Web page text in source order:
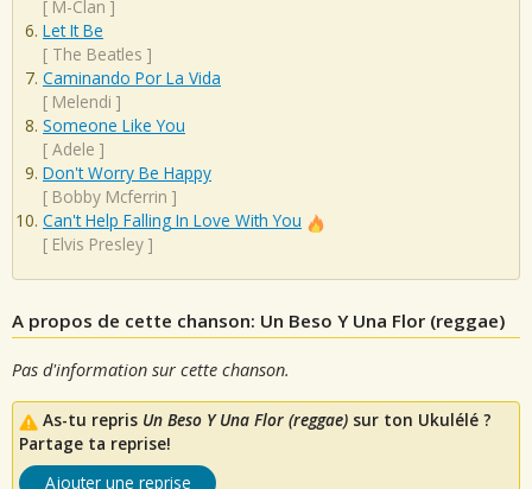
[ M-Clan ]
Let It Be
[ The Beatles ]
Caminando Por La Vida
[ Melendi ]
Someone Like You
[ Adele ]
Don't Worry Be Happy
[ Bobby Mcferrin ]
Can't Help Falling In Love With You
[ Elvis Presley ]
A propos de cette chanson: Un Beso Y Una Flor (reggae)
Pas d'information sur cette chanson.
As-tu repris Un Beso Y Una Flor (reggae) sur ton Ukulélé ?
Partage ta reprise!
Ajouter une reprise